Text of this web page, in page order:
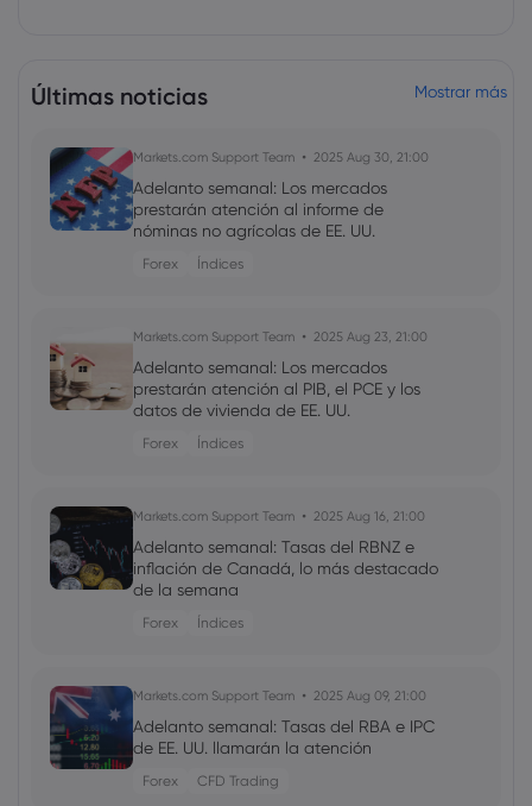
Últimas noticias Mostrar más
Markets.com Support Team 2025 Aug 30, 21:00
Adelanto semanal: Los mercados
prestarán atención al informe de
nóminas no agrícolas de EE. UU.
Forex Índices
Markets.com Support Team 2025 Aug 23, 21:00
Adelanto semanal: Los mercados
prestarán atención al PIB, el PCE y los
datos de vivienda de EE. UU.
Forex Índices
Markets.com Support Team 2025 Aug 16, 21:00
Adelanto semanal: Tasas del RBNZ e
inflación de Canadá, lo más destacado
de la semana
Forex Índices
Markets.com Support Team 2025 Aug 09, 21:00
Adelanto semanal: Tasas del RBA e IPC
de EE. UU. llamarán la atención
Forex CFD Trading